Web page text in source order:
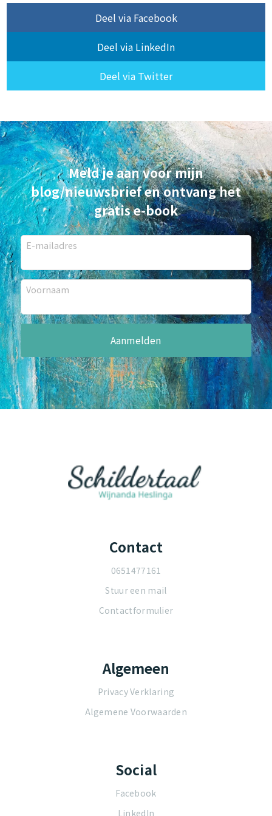
Deel via Facebook
Deel via LinkedIn
Deel via Twitter
Meld je aan voor mijn
blog/nieuwsbrief en ontvang het
gratis e-book
E-mailadres
Voornaam
Contact
0651477161
Stuur een mail
Contactformulier
Algemeen
Privacy Verklaring
Algemene Voorwaarden
Social
Facebook
LinkedIn